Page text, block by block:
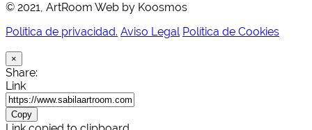
© 2021, ArtRoom Web by Koosmos
Política de privacidad. Aviso Legal Política de Cookies
×
Share:
Link
Copy